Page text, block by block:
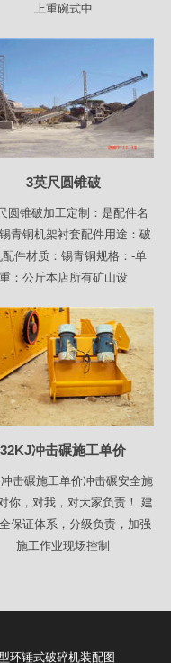
上重碗式中
3英尺圆锥破
圆锥破加工定制：是配件名
青铜机架衬套配件用途：破
配件材质：锡青铜规格：-单
重：公斤本店所有矿山设
32KJ冲击碾施工单价
击碾施工单价冲击碾安全施
你，对我，对大家负责！.建
保证体系，分级负责，加强
施工作业现场控制
环锤式破碎机装配图